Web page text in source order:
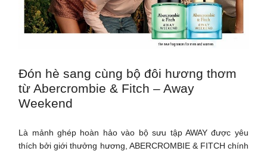
Đón hè sang cùng bộ đôi hương thơm
từ Abercrombie & Fitch – Away
Weekend
Là mảnh ghép hoàn hảo vào bộ sưu tập AWAY được yêu
thích bởi giới thưởng hương, ABERCROMBIE & FITCH chính